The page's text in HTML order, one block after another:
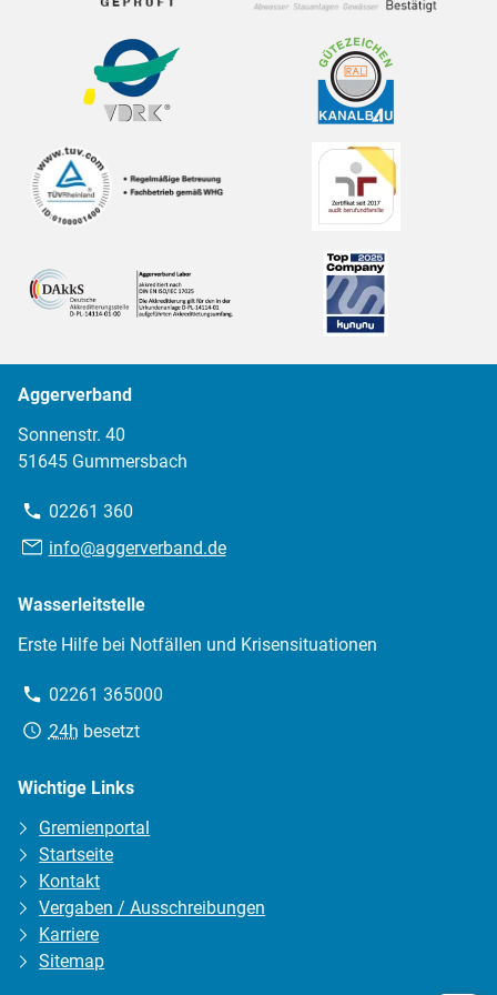
Aggerverband
Sonnenstr. 40
51645 Gummersbach
Telefon:
02261 360
E-
Mail:
info@aggerverband.de
Wasserleitstelle
Erste Hilfe bei Notfällen und Krisensituationen
Telefon:
02261 365000
Erreichbarkeit:
24h besetzt
Wichtige Links
Gremienportal
Startseite
Kontakt
Vergaben / Ausschreibungen
Karriere
Sitemap